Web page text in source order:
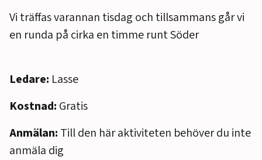
Vi träffas varannan tisdag och tillsammans går vi
en runda på cirka en timme runt Söder
Ledare: Lasse
Kostnad: Gratis
Anmälan: Till den här aktiviteten behöver du inte
anmäla dig